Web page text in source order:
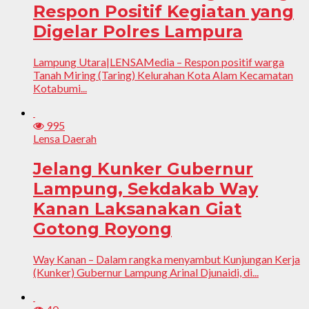
Respon Positif Kegiatan yang
Digelar Polres Lampura
Lampung Utara|LENSAMedia – Respon positif warga
Tanah Miring (Taring) Kelurahan Kota Alam Kecamatan
Kotabumi...
995
Lensa Daerah
Jelang Kunker Gubernur
Lampung, Sekdakab Way
Kanan Laksanakan Giat
Gotong Royong
Way Kanan – Dalam rangka menyambut Kunjungan Kerja
(Kunker) Gubernur Lampung Arinal Djunaidi, di...